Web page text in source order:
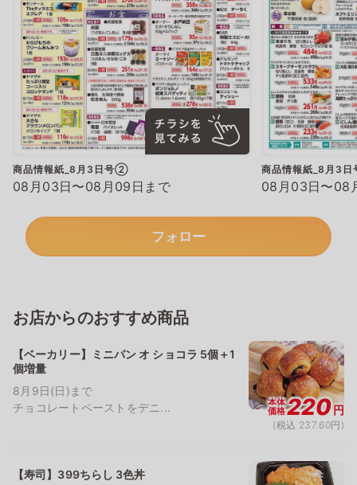
商品情報紙_8月3日号②
08月03日〜08月09日まで
商品情報紙_8月3
08月03日〜08
フォロー
お店からのおすすめ商品
【ベーカリー】ミニパン オ ショコラ 5個＋1
個増量
8月9日(日)まで
チョコレートペーストをデニ...
本体
価格220円
(税込 237.60円)
【寿司】399ちらし 3色丼